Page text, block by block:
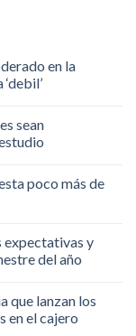
en la
sean
poco más de
expectativas y
del año
que lanzan los
en el cajero